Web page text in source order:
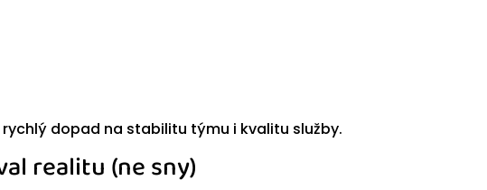
dopad na stabilitu týmu i kvalitu služby.
realitu (ne sny)